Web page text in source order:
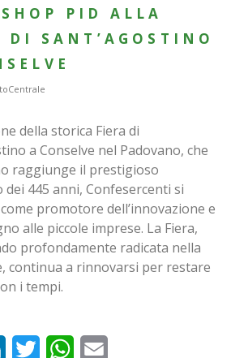
PID ALLA
DI SANT’AGOSTINO
della storica Fiera di
a Conselve nel Padovano, che
raggiunge il prestigioso
445 anni, Confesercenti si
promotore dell’innovazione e
alle piccole imprese. La Fiera,
profondamente radicata nella
continua a rinnovarsi per restare
i tempi.
LinkedInTwitter WhatsApp